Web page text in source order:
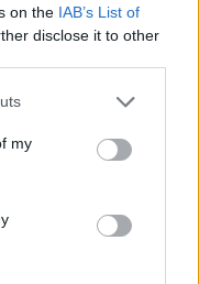
on the IAB’s List of
disclose it to other
one or more Google
You may click to
third-party tags to
in below Google
my
így felel: „Még
jó úton halad a
elárulta, az
gyártani.